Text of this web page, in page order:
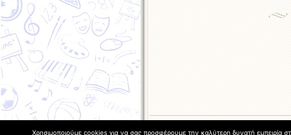
Χρησιμοποιούμε cookies για να σας προσφέρουμε την καλύτερη δυνατή εμπειρία